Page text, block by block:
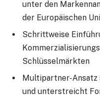
unter den
der Europäischen
Schrittweise
Schlüsselmärkten
Multipartner-
und unterstreicht